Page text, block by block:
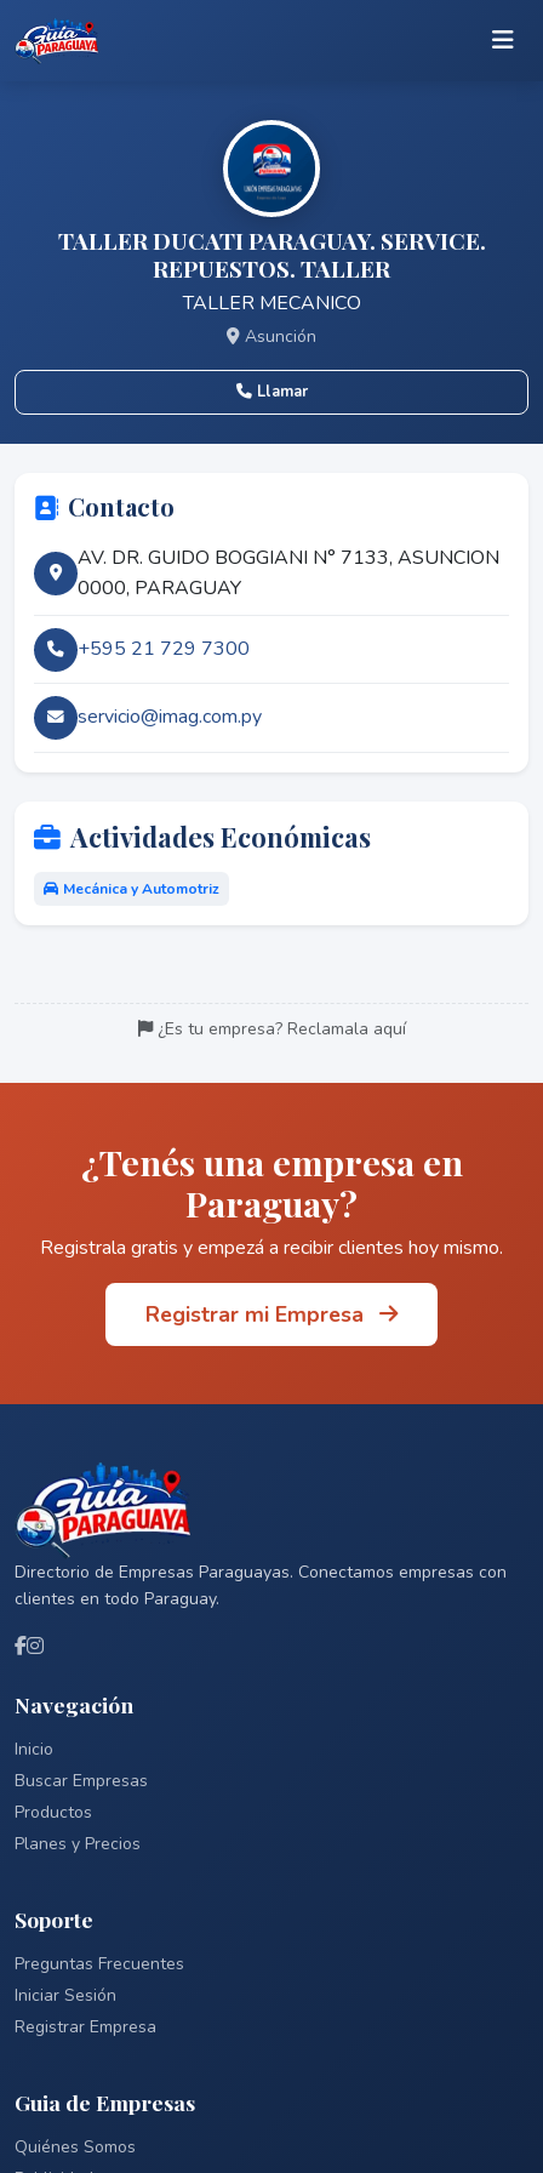
TALLER DUCATI PARAGUAY. SERVICE.
REPUESTOS. TALLER
TALLER MECANICO
Asunción
Llamar
Contacto
AV. DR. GUIDO BOGGIANI N° 7133, ASUNCION
0000, PARAGUAY
+595 21 729 7300
servicio@imag.com.py
Actividades Económicas
Mecánica y Automotriz
¿Es tu empresa? Reclamala aquí
¿Tenés una empresa en
Paraguay?
Registrala gratis y empezá a recibir clientes hoy mismo.
Registrar mi Empresa
Directorio de Empresas Paraguayas. Conectamos empresas con
clientes en todo Paraguay.
Navegación
Inicio
Buscar Empresas
Productos
Planes y Precios
Soporte
Preguntas Frecuentes
Iniciar Sesión
Registrar Empresa
Guia de Empresas
Quiénes Somos